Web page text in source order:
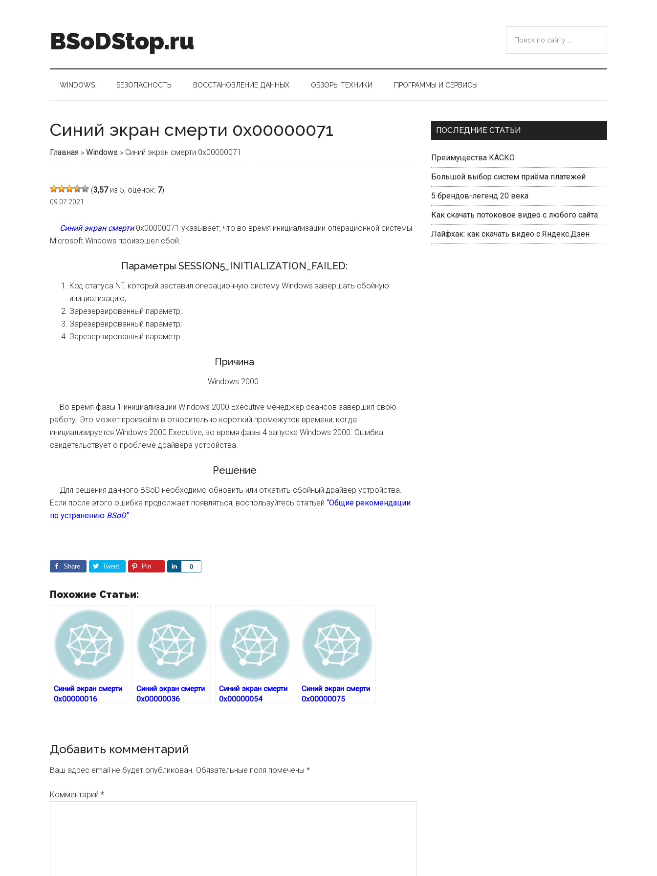
BSoDStop.ru
...
WINDOWS БЕЗОПАСНОСТЬ ВОССТАНОВЛЕНИЕ ДАННЫХ ОБЗОРЫ ТЕХНИКИ ПРОГРАММЫ И СЕРВИСЫ
Синий экран смерти 0x00000071
Главная » Windows » Синий экран смерти 0x00000071
(3,57из 5, оценок: 7)
09.07.2021
Синий экран смерти0x00000071 указывает, что во время инициализации операционной системы
Microsoft Windows произошел сбой.
Параметры SESSION5_INITIALIZATION_FAILED:
Код статуса NT, который заставил операционную систему Windows завершать сбойную
инициализацию;
Зарезервированный параметр;
Зарезервированный параметр;
Зарезервированный параметр.
Причина
Windows 2000
Во время фазы 1 инициализации Windows 2000 Executive менеджер сеансов завершил свою
работу. Это может произойти в относительно короткий промежуток времени, когда
инициализируется Windows 2000 Executive, во время фазы 4 запуска Windows 2000. Ошибка
свидетельствует о проблеме драйвера устройства.
Решение
Для решения данного BSoD необходимо обновить или откатить сбойный драйвер устройства.
Если после этого ошибка продолжает появляться, воспользуйтесь статьей “Общие рекомендации
по устранению BSoD”.
Share Tweet Pin 0
e
Похожие Статьи:
Синий экран смерти
0x00000016
Синий экран смерти
0x00000036
Синий экран смерти
0x00000054
Синий экран смерти
0x00000075
Reader
Interactions
Добавить комментарий
Ваш адрес email не будет опубликован. Обязательные поля помечены *
Комментарий *
Primary
ПОСЛЕДНИЕ СТАТЬИ
Преимущества КАСКО
Большой выбор систем приёма платежей
5 брендов-легенд 20 века
Как скачать потоковое видео с любого сайта
Лайфхак: как скачать видео с Яндекс.Дзен